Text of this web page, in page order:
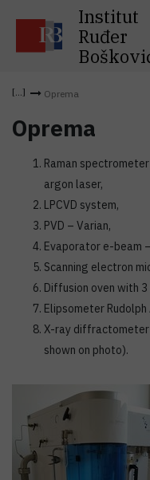
Institut
Ruđer
Oprema
Oprema
Raman
argon laser,
LPCVD system,
PVD – Varian,
Evaporator e-beam
Scanning electron
Diffusion oven with
Elipsometer Rudolph
X-ray diffractometer
shown on photo).